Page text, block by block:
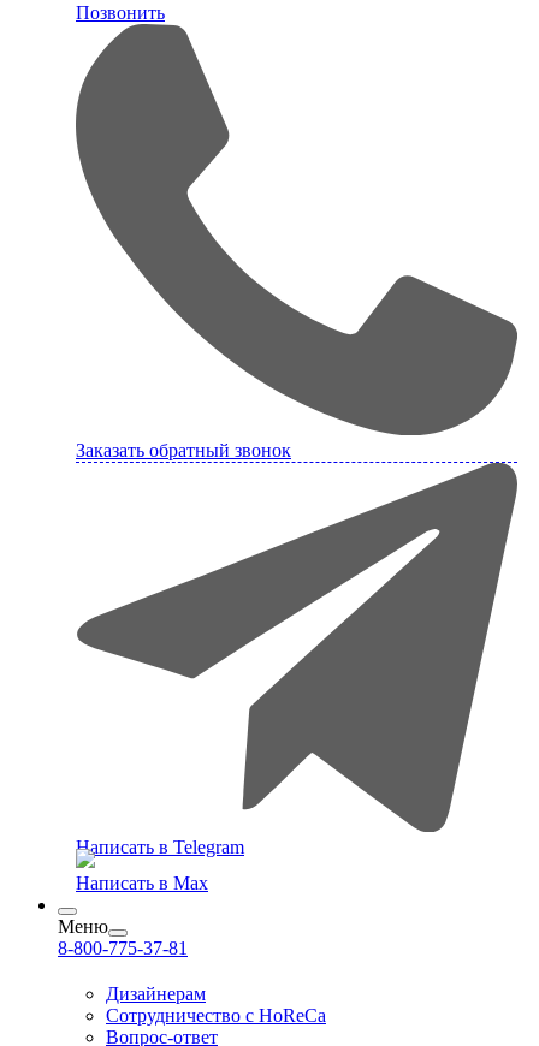
Позвонить
Заказать обратный звонок
Написать в Telegram
Написать в Max
Меню
8-800-775-37-81
Дизайнерам
Сотрудничество с HoReCa
Вопрос-ответ